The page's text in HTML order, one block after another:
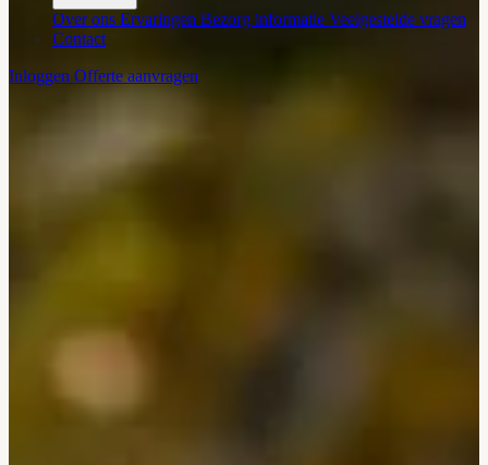
Over ons Ervaringen Bezorg informatie Veelgestelde vragen
Contact
Inloggen Offerte aanvragen